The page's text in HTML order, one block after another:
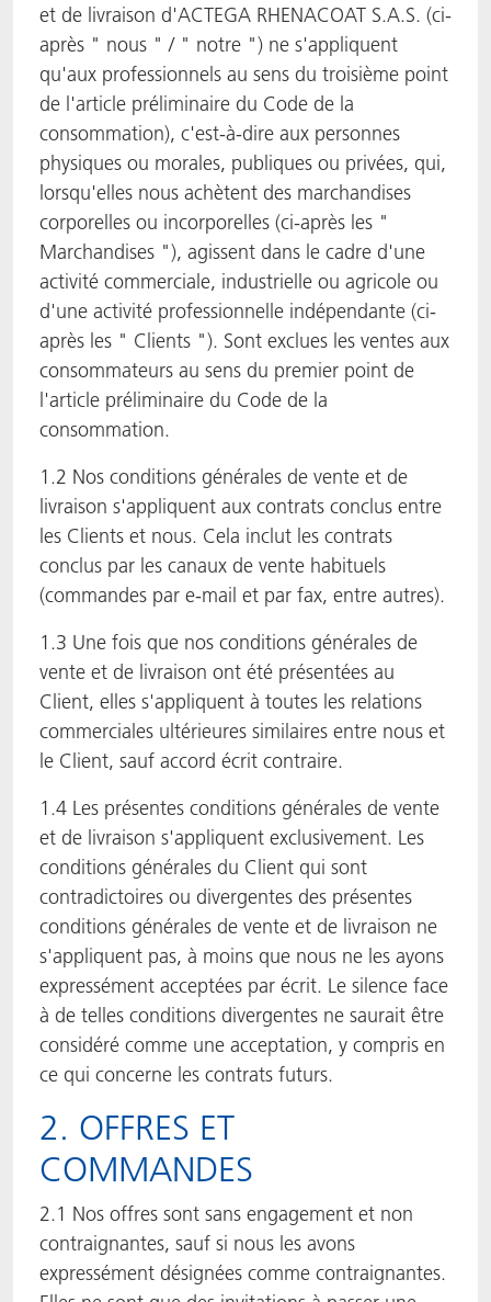
et de livraison d'ACTEGA RHENACOAT S.A.S. (ci-
après " nous " / " notre ") ne s'appliquent
qu'aux professionnels au sens du troisième point
de l'article préliminaire du Code de la
consommation), c'est-à-dire aux personnes
physiques ou morales, publiques ou privées, qui,
lorsqu'elles nous achètent des marchandises
corporelles ou incorporelles (ci-après les "
Marchandises "), agissent dans le cadre d'une
activité commerciale, industrielle ou agricole ou
d'une activité professionnelle indépendante (ci-
après les " Clients "). Sont exclues les ventes aux
consommateurs au sens du premier point de
l'article préliminaire du Code de la
consommation.
1.2 Nos conditions générales de vente et de
livraison s'appliquent aux contrats conclus entre
les Clients et nous. Cela inclut les contrats
conclus par les canaux de vente habituels
(commandes par e-mail et par fax, entre autres).
1.3 Une fois que nos conditions générales de
vente et de livraison ont été présentées au
Client, elles s'appliquent à toutes les relations
commerciales ultérieures similaires entre nous et
le Client, sauf accord écrit contraire.
1.4 Les présentes conditions générales de vente
et de livraison s'appliquent exclusivement. Les
conditions générales du Client qui sont
contradictoires ou divergentes des présentes
conditions générales de vente et de livraison ne
s'appliquent pas, à moins que nous ne les ayons
expressément acceptées par écrit. Le silence face
à de telles conditions divergentes ne saurait être
considéré comme une acceptation, y compris en
ce qui concerne les contrats futurs.
2. OFFRES ET
COMMANDES
2.1 Nos offres sont sans engagement et non
contraignantes, sauf si nous les avons
expressément désignées comme contraignantes.
ACTNext
ACTSmart
FoodClass
FoodSafe
MotionCoat
PakSafe
PROVALIN
WESSCO
Let's ACT
FAQ
ACTEGA Rhenacoat
ACTEGA Schmid Rhyner